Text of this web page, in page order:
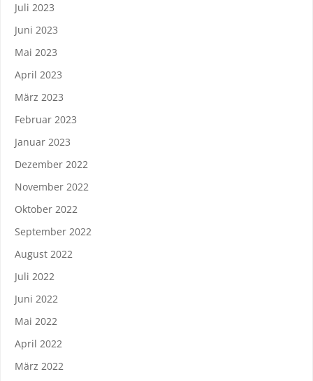
Juli 2023
Juni 2023
Mai 2023
April 2023
März 2023
Februar 2023
Januar 2023
Dezember 2022
November 2022
Oktober 2022
September 2022
August 2022
Juli 2022
Juni 2022
Mai 2022
April 2022
März 2022